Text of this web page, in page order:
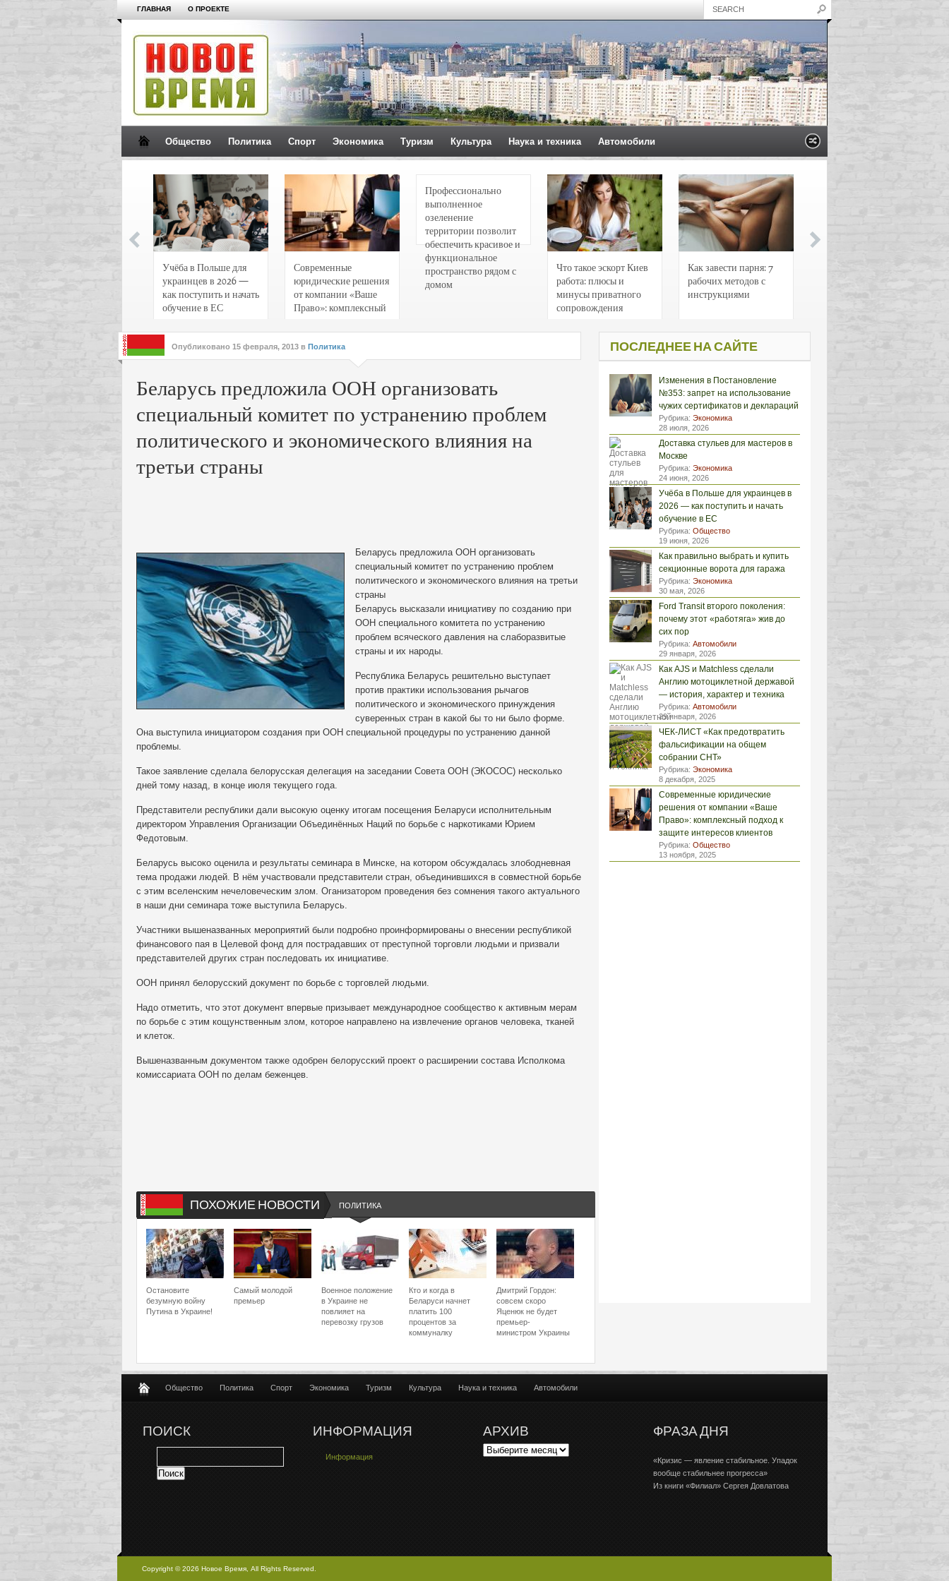
ГЛАВНАЯ О ПРОЕКТЕ
Общество Политика Спорт Экономика Туризм Культура Наука и техника Автомобили
Учёба в Польше для
украинцев в 2026 —
как поступить и начать
обучение в ЕС
Современные
юридические решения
от компании «Ваше
Право»: комплексный
интересов клиентов
Профессионально
выполненное
озеленение
территории позволит
обеспечить красивое и
функциональное
пространство рядом с
домом
Что такое эскорт Киев
работа: плюсы и
минусы приватного
сопровождения
Как завести парня: 7
рабочих методов с
инструкциями
Опубликовано 15 февраля, 2013 в Политика
Беларусь предложила ООН организовать
специальный комитет по устранению проблем
политического и экономического влияния на
третьи страны
Беларусь предложила ООН организовать
специальный комитет по устранению проблем
политического и экономического влияния на третьи
страны
Беларусь высказали инициативу по созданию при
ООН специального комитета по устранению
проблем всяческого давления на слаборазвитые
страны и их народы.
Республика Беларусь решительно выступает
против практики использования рычагов
политического и экономического принуждения
суверенных стран в какой бы то ни было форме.
Она выступила инициатором создания при ООН специальной процедуры по устранению данной
проблемы.
Такое заявление сделала белорусская делегация на заседании Совета ООН (ЭКОСОС) несколько
дней тому назад, в конце июля текущего года.
Представители республики дали высокую оценку итогам посещения Беларуси исполнительным
директором Управления Организации Объединённых Наций по борьбе с наркотиками Юрием
Федотовым.
Беларусь высоко оценила и результаты семинара в Минске, на котором обсуждалась злободневная
тема продажи людей. В нём участвовали представители стран, объединившихся в совместной борьбе
с этим вселенским нечеловеческим злом. Оганизатором проведения без сомнения такого актуального
в наши дни семинара тоже выступила Беларусь.
Участники вышеназванных мероприятий были подробно проинформированы о внесении республикой
финансового пая в Целевой фонд для пострадавших от преступной торговли людьми и призвали
представителей других стран последовать их инициативе.
ООН принял белорусский документ по борьбе с торговлей людьми.
Надо отметить, что этот документ впервые призывает международное сообщество к активным мерам
по борьбе с этим кощунственным злом, которое направлено на извлечение органов человека, тканей
и клеток.
Вышеназванным документом также одобрен белорусский проект о расширении состава Исполкома
комиссариата ООН по делам беженцев.
ПОХОЖИЕ НОВОСТИ ПОЛИТИКА
Остановите
безумную войну
Путина в Украине!
Самый молодой
премьер
Военное положение
в Украине не
повлияет на
перевозку грузов
Кто и когда в
Беларуси начнет
платить 100
процентов за
коммуналку
Дмитрий Гордон:
совсем скоро
Яценюк не будет
премьер-
министром Украины
ПОСЛЕДНЕЕ НА САЙТЕ
Изменения в Постановление
№353: запрет на использование
чужих сертификатов и деклараций
Рубрика: Экономика
28 июля, 2026
Доставка стульев для мастеров в
Москве
Рубрика: Экономика
24 июня, 2026
Учёба в Польше для украинцев в
2026 — как поступить и начать
обучение в ЕС
Рубрика: Общество
19 июня, 2026
Как правильно выбрать и купить
секционные ворота для гаража
Рубрика: Экономика
30 мая, 2026
Ford Transit второго поколения:
почему этот «работяга» жив до
сих пор
Рубрика: Автомобили
29 января, 2026
Как AJS и Matchless сделали
Англию мотоциклетной державой
— история, характер и техника
Рубрика: Автомобили
29 января, 2026
ЧЕК-ЛИСТ «Как предотвратить
фальсификации на общем
собрании СНТ»
Рубрика: Экономика
8 декабря, 2025
Современные юридические
решения от компании «Ваше
Право»: комплексный подход к
защите интересов клиентов
Рубрика: Общество
13 ноября, 2025
Общество Политика Спорт Экономика Туризм Культура Наука и техника Автомобили
ПОИСК ИНФОРМАЦИЯ
Информация
АРХИВ ФРАЗА ДНЯ
«Кризис — явление стабильное. Упадок
вообще стабильнее прогресса»
Из книги «Филиал» Сергея Довлатова
Copyright © 2026 Новое Время, All Rights Reserved.